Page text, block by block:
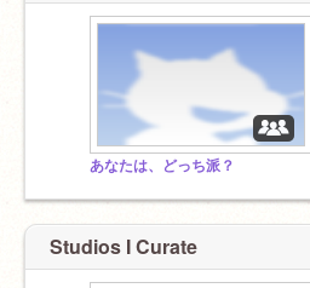
あなたは、どっち派？
Studios I Curate